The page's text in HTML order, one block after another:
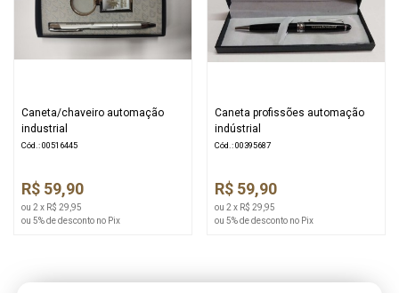
Caneta/chaveiro automação
industrial
Cód.: 00516445
R$ 59,90
ou 2 x R$ 29,95
ou 5% de desconto no Pix
Caneta profissões automação
indústrial
Cód.: 00395687
R$ 59,90
ou 2 x R$ 29,95
ou 5% de desconto no Pix